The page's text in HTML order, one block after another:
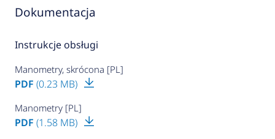
Dokumentacja
Instrukcje obsługi
Manometry, skrócona [PL]
PDF (0.23 MB)
Manometry [PL]
PDF (1.58 MB)